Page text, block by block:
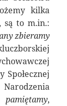
kilka
są to m.in.:
zbieramy
Społecznej
,